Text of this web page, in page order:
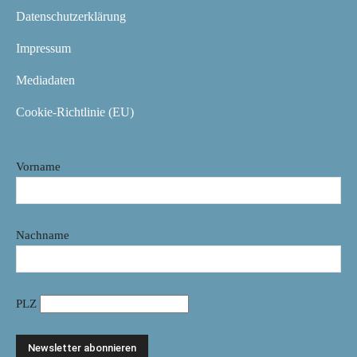
Datenschutzerklärung
Impressum
Mediadaten
Cookie-Richtlinie (EU)
Vorname
Nachname
PLZ